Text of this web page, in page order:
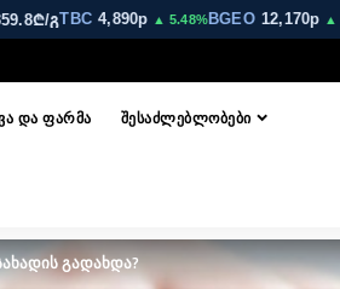
გTBC4,890p▲ 5.48% BGEO12,170p▲ 3.75%
ᲓᲐ ᲤᲐᲠᲛᲐ ᲨᲔᲡᲐᲫᲚᲔᲑᲚᲝᲑᲔᲑᲘ
გადახდა?